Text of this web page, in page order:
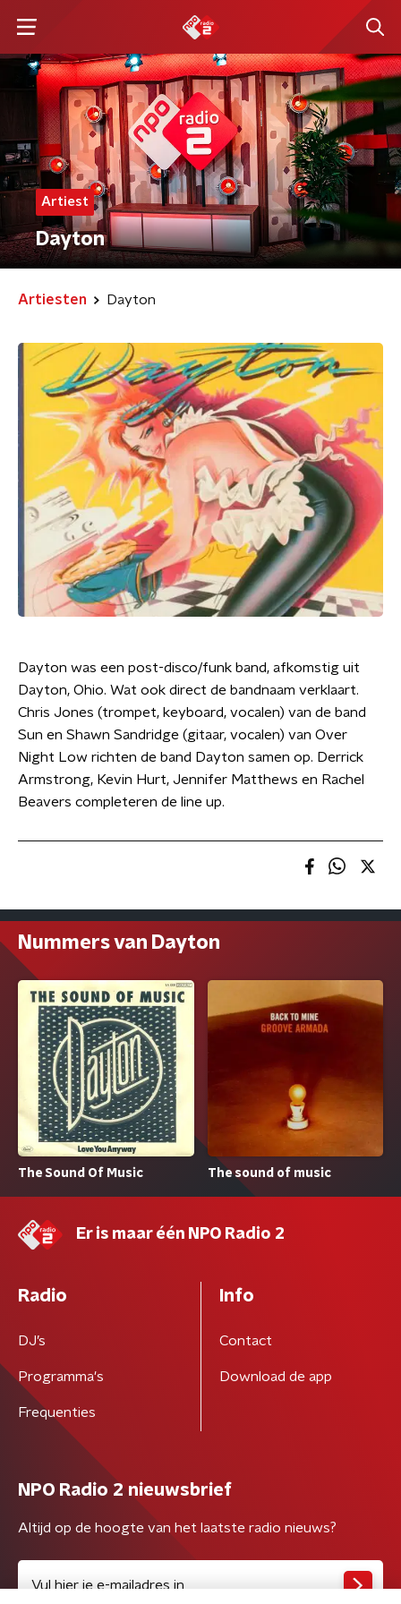
Artiest
Dayton
Artiesten Dayton
Dayton was een post-disco/funk band, afkomstig uit
Dayton, Ohio. Wat ook direct de bandnaam verklaart.
Chris Jones (trompet, keyboard, vocalen) van de band
Sun en Shawn Sandridge (gitaar, vocalen) van Over
Night Low richten de band Dayton samen op. Derrick
Armstrong, Kevin Hurt, Jennifer Matthews en Rachel
Beavers completeren de line up.
Nummers van Dayton
The Sound Of Music The sound of music
Er is maar één NPO Radio 2
Radio
DJ’s
Programma's
Frequenties
Info
Contact
Download de app
NPO Radio 2 nieuwsbrief
Altijd op de hoogte van het laatste radio nieuws?